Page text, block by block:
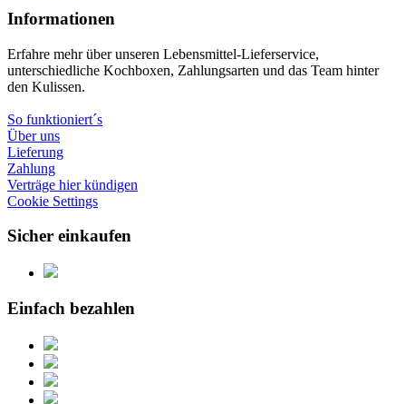
Informationen
Erfahre mehr über unseren Lebensmittel-Lieferservice,
unterschiedliche Kochboxen, Zahlungsarten und das Team hinter
den Kulissen.
So funktioniert´s
Über uns
Lieferung
Zahlung
Verträge hier kündigen
Cookie Settings
Sicher einkaufen
Einfach bezahlen